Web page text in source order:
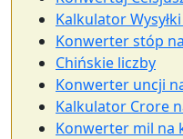
Kalkulator Wysyłki
Konwerter stóp
Chińskie liczby
Konwerter uncji
Kalkulator Crore
Konwerter mil na